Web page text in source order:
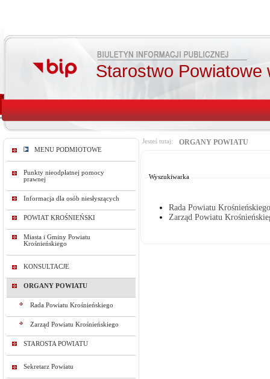
Starostwo Powiatowe
MENU PODMIOTOWE
Punkty nieodpłatnej pomocy
prawnej
Informacja dla osób niesłyszących
POWIAT KROŚNIEŃSKI
Miasta i Gminy Powiatu
Krośnieńskiego
KONSULTACJE
ORGANY POWIATU
Rada Powiatu Krośnieńskiego
Zarząd Powiatu Krośnieńskiego
STAROSTA POWIATU
Sekretarz Powiatu
Jesteś tutaj: ORGANY POWIATU
Wyszukiwarka
Rada Powiatu Krośnieńskiego
Zarząd Powiatu